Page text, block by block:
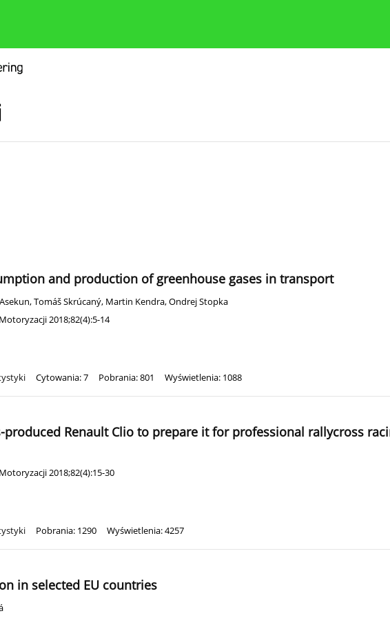
and production of greenhouse gases in transport
,Tomáš Skrúcaný, Martin Kendra,Ondrej Stopka
2018;82(4):5-14
Cytowania: 7 Pobrania: 801 Wyświetlenia: 1088
Renault Clio to prepare it for professional rallycross
2018;82(4):15-30
Pobrania: 1290 Wyświetlenia: 4257
in selected EU countries